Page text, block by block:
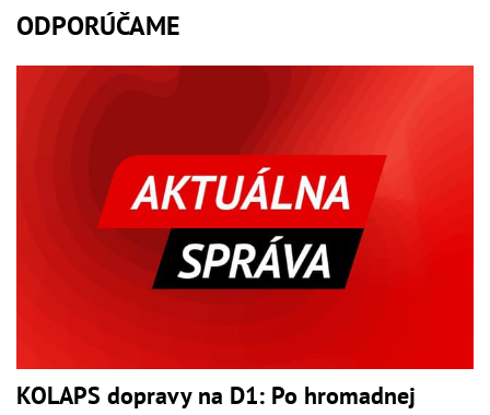
ODPORÚČAME
KOLAPS dopravy na D1: Po hromadnej